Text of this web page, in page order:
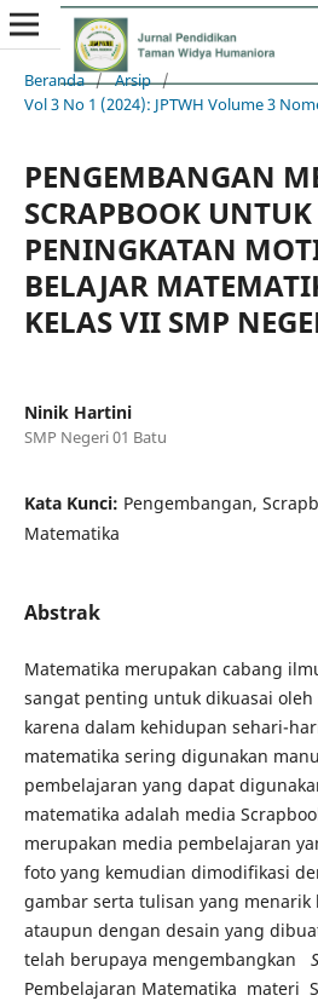
Beranda / Arsip /
Vol 3 No 1 (2024): JPTWH Volume 3
PENGEMBANGAN
SCRAPBOOK UNTUK
PENINGKATAN
BELAJAR
KELAS VII SMP
Ninik Hartini
SMP Negeri 01 Batu
Kata Kunci: Pengembangan,
Matematika
Abstrak
Matematika merupakan cabang
sangat penting untuk dikuasai oleh
karena dalam kehidupan sehari-
matematika sering digunakan
pembelajaran yang dapat
matematika adalah media
merupakan media pembelajaran
foto yang kemudian dimodifikasi
gambar serta tulisan yang menarik
ataupun dengan desain yang
telah berupaya mengembangkan
Pembelajaran Matematika materi